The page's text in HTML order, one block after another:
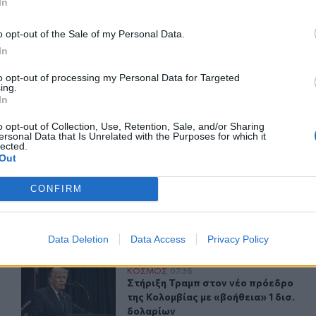
opt-out of the Sale of my Personal Data.
opt-out of processing my Personal Data for Targeted
opt-out of Collection, Use, Retention, Sale, and/or Sharing
Data that Is Unrelated with the Purposes for which it
CONFIRM
Data Deletion Data Access Privacy Policy
TAGS
του CRETALIVE
ΕΊΔΗΣΗ
ενός ακήρυχτου πολέμου
στην πρώτη γραμμή ενός ακήρυχτου πολέμου
Στήριξη Τραμπ στον νέο πρόεδρο της Κολομβίας με
ΚΟΣΜΟΣ 07:36
Στήριξη Τραμπ στον νέο πρόεδρο
Στήριξη Τραμπ στον νέο πρόεδρο
της Κολομβίας με «βοήθεια» 1 δισ.
δολαρίων